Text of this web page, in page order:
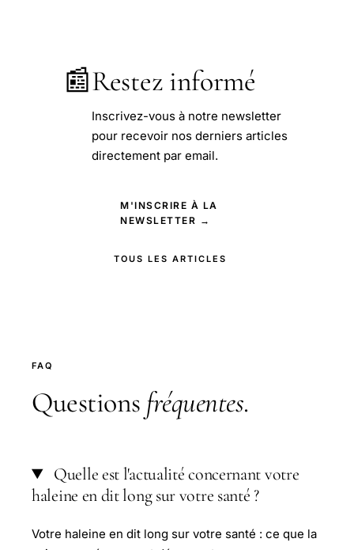
📰Restez informé
Inscrivez-vous à notre newsletter
pour recevoir nos derniers articles
directement par email.
M'INSCRIRE À LA
NEWSLETTER →
TOUS LES ARTICLES
FAQ
Questions fréquentes.
Quelle est l'actualité concernant votre
haleine en dit long sur votre santé ?
Votre haleine en dit long sur votre santé : ce que la